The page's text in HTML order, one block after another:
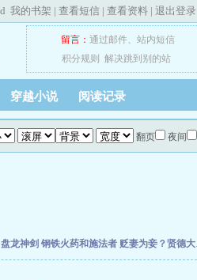
我的书架 | 查看短信 | 查看资料 | 退出登录
留言： 通过邮件、 站内短信
积分规则
解决跳到别的站
穿越小说 阅读记录
翻页 夜间
盘龙神剑 钢铁火药和施法者 贬妻为妾？贤德大妇她掀桌了